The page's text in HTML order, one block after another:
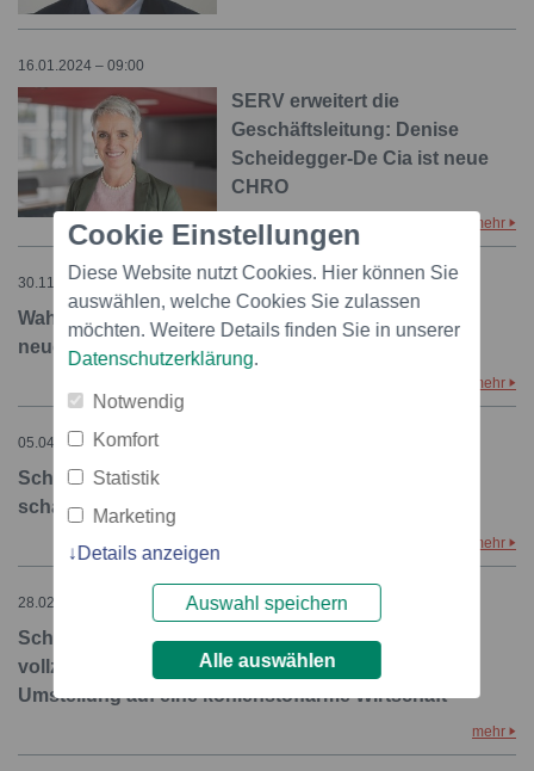
16.01.2024 – 09:00
SERV erweitert die
Geschäftsleitung: Denise
Scheidegger-De Cia ist neue
CHRO
mehr
30.11.2023 – 11:00
Wahl des Verwaltungsrats der SERV - Ruedi Noser
neues Verwaltungsratsmitglied
mehr
05.04.2023 – 11:00
Schweizerische Exportrisikoversicherung SERV
schafft und erhält Arbeitsplätze in der Schweiz
mehr
28.02.2023 – 10:30
Schweizerische Exportrisikoversicherung SERV
vollzieht weiteren Schritt zur Unterstützung der
Umstellung auf eine kohlenstoffarme Wirtschaft
mehr
Cookie Einstellungen
Diese Website nutzt Cookies. Hier können Sie
auswählen, welche Cookies Sie zulassen
möchten. Weitere Details finden Sie in unserer
Datenschutzerklärung.
Notwendig
Komfort
Statistik
Marketing
Details anzeigen
Auswahl speichern
Alle auswählen